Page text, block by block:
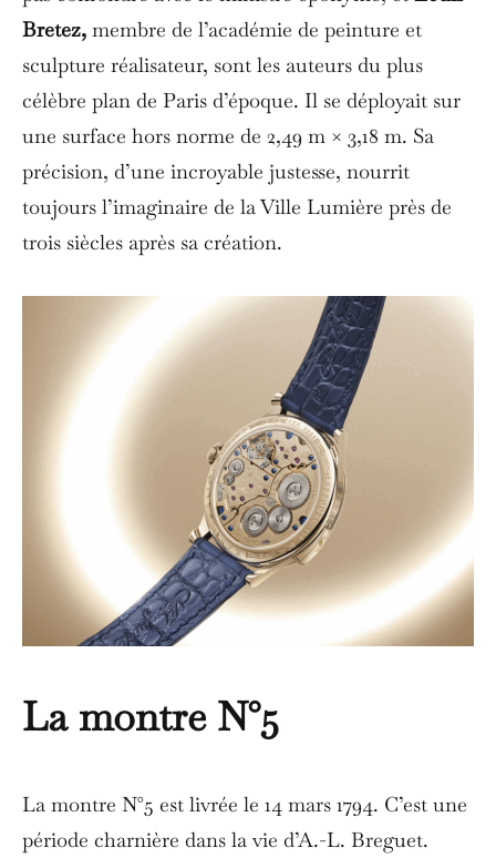
Bretez, membre de l’académie de peinture et
sculpture réalisateur, sont les auteurs du plus
célèbre plan de Paris d’époque. Il se déployait sur
une surface hors norme de 2,49 m × 3,18 m. Sa
précision, d’une incroyable justesse, nourrit
toujours l’imaginaire de la Ville Lumière près de
trois siècles après sa création.
La montre N°5
La montre N°5 est livrée le 14 mars 1794. C’est une
période charnière dans la vie d’A.-L. Breguet.